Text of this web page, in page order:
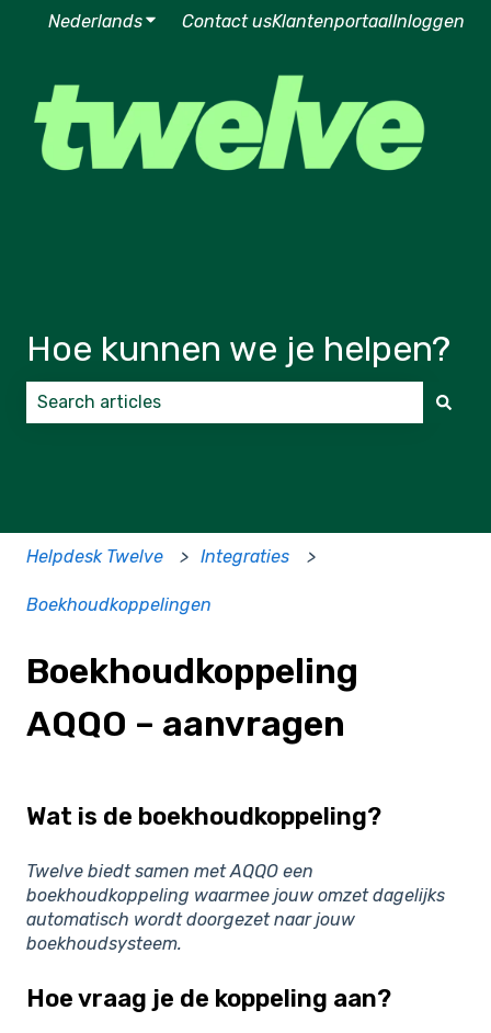
NederlandsSubmenu tonen voor vertalingen
Contact usKlantenportaalInloggen
Hoe kunnen we je helpen?
Helpdesk Twelve Integraties
Boekhoudkoppelingen
Boekhoudkoppeling
AQQO – aanvragen
Wat is de boekhoudkoppeling?
Twelve biedt samen met AQQO een
boekhoudkoppeling waarmee jouw omzet dagelijks
automatisch wordt doorgezet naar jouw
boekhoudsysteem.
Hoe vraag je de koppeling aan?